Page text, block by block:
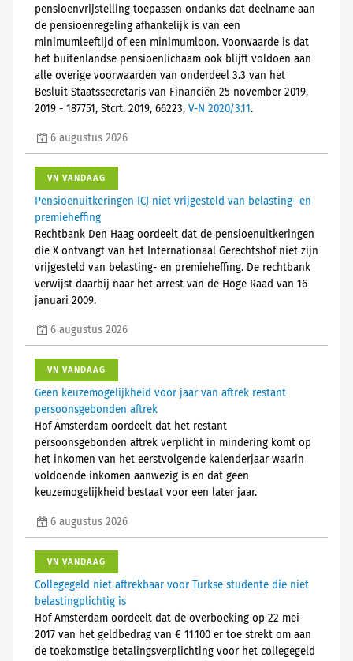
pensioenvrijstelling toepassen ondanks dat deelname aan
de pensioenregeling afhankelijk is van een
minimumleeftijd of een minimumloon. Voorwaarde is dat
het buitenlandse pensioenlichaam ook blijft voldoen aan
alle overige voorwaarden van onderdeel 3.3 van het
Besluit Staatssecretaris van Financiën 25 november 2019,
2019 - 187751, Stcrt. 2019, 66223, V-N 2020/3.11.
6 augustus 2026
VN VANDAAG
Pensioenuitkeringen ICJ niet vrijgesteld van belasting- en
premieheffing
Rechtbank Den Haag oordeelt dat de pensioenuitkeringen
die X ontvangt van het Internationaal Gerechtshof niet zijn
vrijgesteld van belasting- en premieheffing. De rechtbank
verwijst daarbij naar het arrest van de Hoge Raad van 16
januari 2009.
6 augustus 2026
VN VANDAAG
Geen keuzemogelijkheid voor jaar van aftrek restant
persoonsgebonden aftrek
Hof Amsterdam oordeelt dat het restant
persoonsgebonden aftrek verplicht in mindering komt op
het inkomen van het eerstvolgende kalenderjaar waarin
voldoende inkomen aanwezig is en dat geen
keuzemogelijkheid bestaat voor een later jaar.
6 augustus 2026
VN VANDAAG
Collegegeld niet aftrekbaar voor Turkse studente die niet
belastingplichtig is
Hof Amsterdam oordeelt dat de overboeking op 22 mei
2017 van het geldbedrag van € 11.100 er toe strekt om aan
de toekomstige betalingsverplichting voor het collegegeld